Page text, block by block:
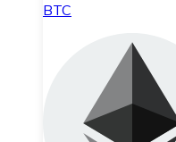
BTC